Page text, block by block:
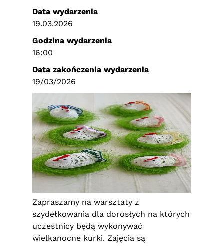
Zapraszamy na warsztaty z
szydełkowania dla dorosłych na których
uczestnicy będą wykonywać
wielkanocne kurki. Zajęcia są
Data wydarzenia
19.03.2026
Godzina wydarzenia
16:00
Data zakończenia wydarzenia
19/03/2026